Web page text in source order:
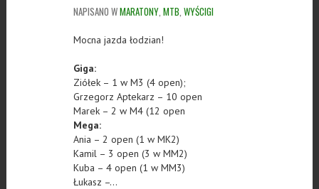
NAPISANO WMARATONY, MTB WYŚCIGI
Mocna jazda łodzian!
Giga:
Ziółek – 1 w M3 (4 open);
Grzegorz Aptekarz – 10 open
Marek – 2 w M4 (12 open
Mega:
Ania – 2 open (1 w MK2)
Kamil – 3 open (3 w MM2)
Kuba – 4 open (1 w MM3)
Łukasz –…